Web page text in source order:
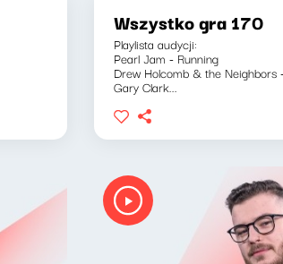
Wszystko gra 170
Playlista audycji:
Pearl Jam - Running
Drew Holcomb & the Neighbors
Gary Clark...